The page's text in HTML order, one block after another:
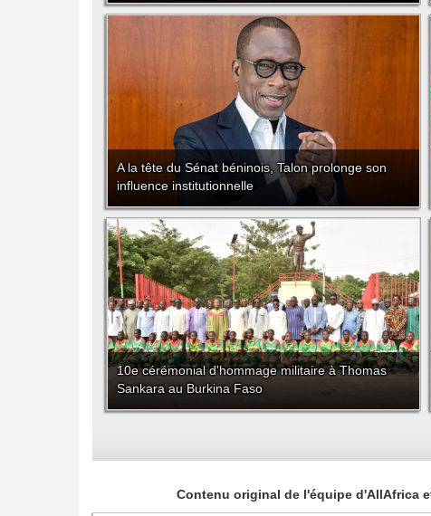
A la tête du Sénat béninois, Talon prolonge son
influence institutionnelle
10e cérémonial d'hommage militaire à Thomas
Sankara au Burkina Faso
Contenu original de l'équipe d'AllAfrica